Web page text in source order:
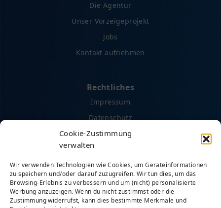
Cookie-Zustimmung
verwalten
Wir verwenden Technologien wie Cookies, um Geräteinformationen
zu speichern und/oder darauf zuzugreifen. Wir tun dies, um das
Browsing-Erlebnis zu verbessern und um (nicht) personalisierte
Werbung anzuzeigen. Wenn du nicht zustimmst oder die
Zustimmung widerrufst, kann dies bestimmte Merkmale und
Die Agentur
Unser Vorzeigeprojekt
Jobs
Kontakt aufnehmen
Rechtliches
Impressum
Datenschutz
AGB
Cookie-Richtlinie (EU)
Social Media
Facebook